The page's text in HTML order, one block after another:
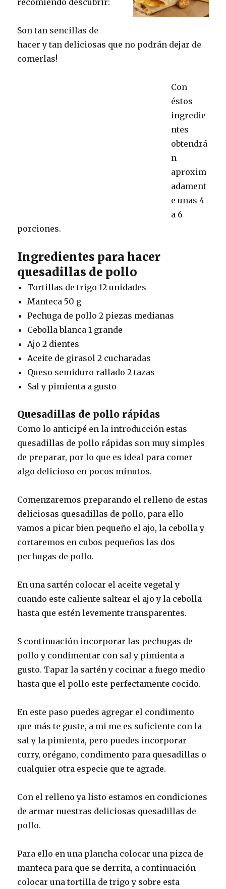
recomiendo descubrir:
Son tan sencillas de
hacer y tan deliciosas que no podrán dejar de
comerlas!
Con
éstos
ingredie
ntes
obtendrá
n
aproxim
adament
e unas 4
a 6
porciones.
Ingredientes para hacer
quesadillas de pollo
Tortillas de trigo 12 unidades
Manteca 50 g
Pechuga de pollo 2 piezas medianas
Cebolla blanca 1 grande
Ajo 2 dientes
Aceite de girasol 2 cucharadas
Queso semiduro rallado 2 tazas
Sal y pimienta a gusto
Quesadillas de pollo rápidas
Como lo anticipé en la introducción estas
quesadillas de pollo rápidas son muy simples
de preparar, por lo que es ideal para comer
algo delicioso en pocos minutos.
Comenzaremos preparando el relleno de estas
deliciosas quesadillas de pollo, para ello
vamos a picar bien pequeño el ajo, la cebolla y
cortaremos en cubos pequeños las dos
pechugas de pollo.
En una sartén colocar el aceite vegetal y
cuando este caliente saltear el ajo y la cebolla
hasta que estén levemente transparentes.
S continuación incorporar las pechugas de
pollo y condimentar con sal y pimienta a
gusto. Tapar la sartén y cocinar a fuego medio
hasta que el pollo este perfectamente cocido.
En este paso puedes agregar el condimento
que más te guste, a mi me es suficiente con la
sal y la pimienta, pero puedes incorporar
curry, orégano, condimento para quesadillas o
cualquier otra especie que te agrade.
Con el relleno ya listo estamos en condiciones
de armar nuestras deliciosas quesadillas de
pollo.
Para ello en una plancha colocar una pizca de
manteca para que se derrita, a continuación
colocar una tortilla de trigo y sobre esta